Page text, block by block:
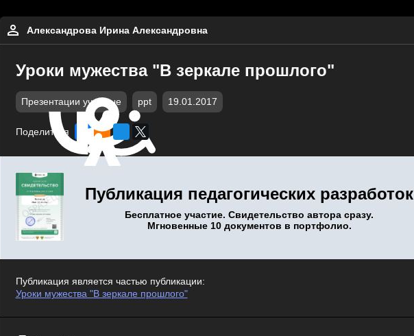
Александрова Ирина Александровна
Уроки мужества "В зеркале прошлого"
Презентации учебные ppt 19.01.2017
Поделиться
Публикация педагогических разработок
Бесплатное участие. Свидетельство автора сразу.
Мгновенные 10 документов в портфолио.
Публикация является частью публикации:
Уроки мужества "В зеркале прошлого"